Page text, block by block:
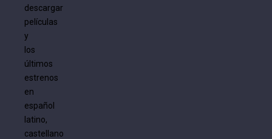
descargar
películas
y
los
últimos
estrenos
en
español
latino,
castellano